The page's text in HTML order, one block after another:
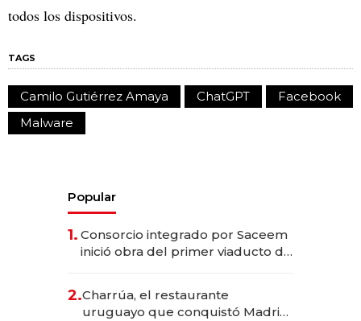
todos los dispositivos.
TAGS
Camilo Gutiérrez Amaya ChatGPT
Facebook
Malware
Popular
1. Consorcio integrado por Saceem
inició obra del primer viaducto de
millones
2.Charrúa, el restaurante
uruguayo que conquistó Madrid: